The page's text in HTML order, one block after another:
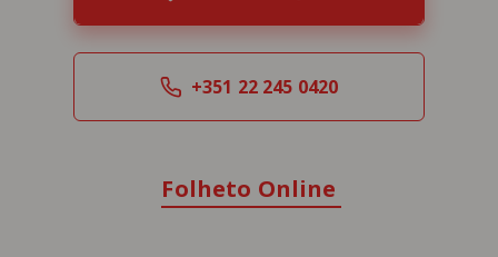
+351 22 245 0420
Folheto Online